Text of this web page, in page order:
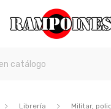
Librería
Militar,